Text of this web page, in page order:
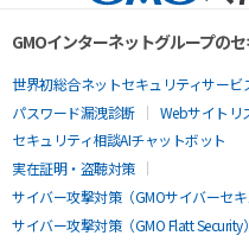
GMOインターネットグループの
世界初総合ネットセキュリティサービ
パスワード漏洩診断
Webサイトリ
セキュリティ相談AIチャットボット
実在証明・盗聴対策
サイバー攻撃対策（GMOサイバーセキ
サイバー攻撃対策（GMO Flatt Security）